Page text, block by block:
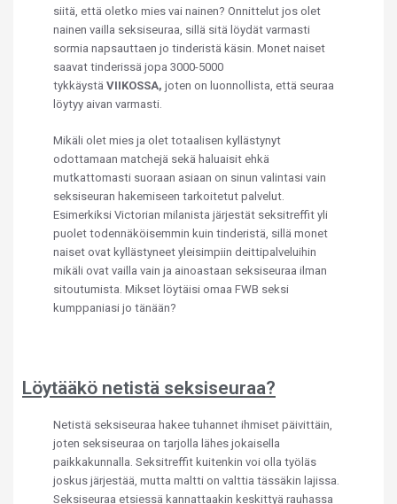
siitä, että oletko mies vai nainen? Onnittelut jos olet
nainen vailla seksiseuraa, sillä sitä löydät varmasti
sormia napsauttaen jo tinderistä käsin. Monet naiset
saavat tinderissä jopa 3000-5000
tykkäystä VIIKOSSA, joten on luonnollista, että seuraa
löytyy aivan varmasti.
Mikäli olet mies ja olet totaalisen kyllästynyt
odottamaan matchejä sekä haluaisit ehkä
mutkattomasti suoraan asiaan on sinun valintasi vain
seksiseuran hakemiseen tarkoitetut palvelut.
Esimerkiksi Victorian milanista järjestät seksitreffit yli
puolet todennäköisemmin kuin tinderistä, sillä monet
naiset ovat kyllästyneet yleisimpiin deittipalveluihin
mikäli ovat vailla vain ja ainoastaan seksiseuraa ilman
sitoutumista. Mikset löytäisi omaa FWB seksi
kumppaniasi jo tänään?
Löytääkö netistä seksiseuraa?
Netistä seksiseuraa hakee tuhannet ihmiset päivittäin,
joten seksiseuraa on tarjolla lähes jokaisella
paikkakunnalla. Seksitreffit kuitenkin voi olla työläs
joskus järjestää, mutta maltti on valttia tässäkin lajissa.
Seksiseuraa etsiessä kannattaakin keskittyä rauhassa